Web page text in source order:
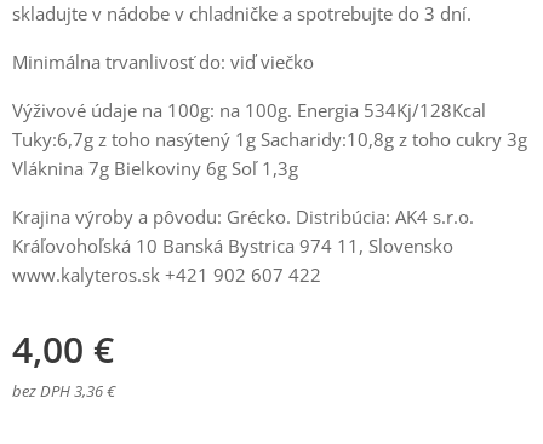
skladujte v nádobe v chladničke a spotrebujte do 3 dní.
Minimálna trvanlivosť do: viď viečko
Výživové údaje na 100g: na 100g. Energia 534Kj/128Kcal
Tuky:6,7g z toho nasýtený 1g Sacharidy:10,8g z toho cukry 3g
Vláknina 7g Bielkoviny 6g Soľ 1,3g
Krajina výroby a pôvodu: Grécko. Distribúcia: AK4 s.r.o.
Kráľovohoľská 10 Banská Bystrica 974 11, Slovensko
www.kalyteros.sk +421 902 607 422
4,00 €
bez DPH 3,36 €